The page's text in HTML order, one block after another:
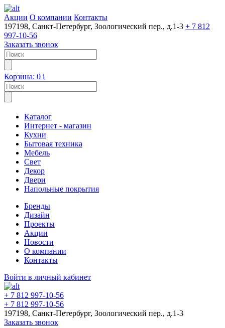
Акции О компании Контакты
197198, Санкт-Петербург, Зоологический пер., д.1-3 + 7 812
997-10-56
Заказать звонок
Корзина: 0 i
Каталог
Интернет - магазин
Кухни
Бытовая техника
Мебель
Свет
Декор
Двери
Напольные покрытия
Бренды
Дизайн
Проекты
Акции
Новости
О компании
Контакты
Войти в личный кабинет
+ 7 812 997-10-56
+ 7 812 997-10-56
197198, Санкт-Петербург, Зоологический пер., д.1-3
Заказать звонок